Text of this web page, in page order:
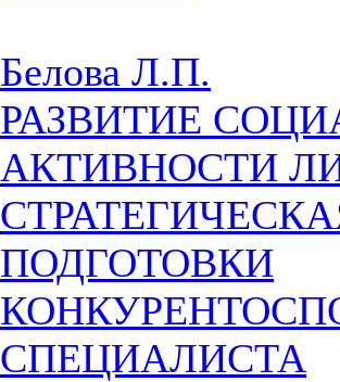
Белова Л.П.
РАЗВИТИЕ
АКТИВНОСТИ
ПОДГОТОВКИ
СПЕЦИАЛИСТА